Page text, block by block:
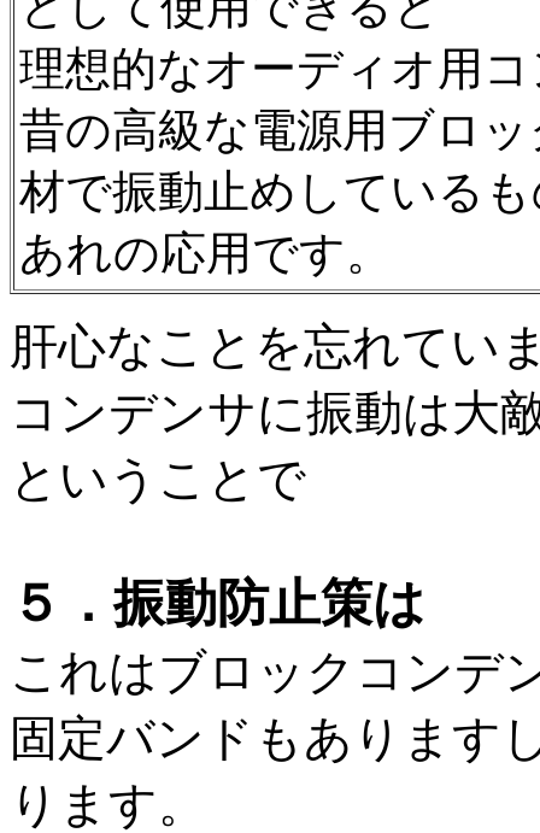
理想的なオーディオ用
昔の高級な電源用ブロ
材で振動止めしている
あれの応用です。
肝心なことを忘れてい
コンデンサに振動は大
ということで
５．振動防止策は
これはブロックコンデ
固定バンドもあります
ります。